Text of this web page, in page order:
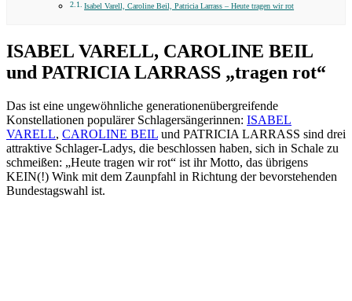
Isabel Varell, Caroline Beil, Patricia Larrass – Heute tragen wir rot
ISABEL VARELL, CAROLINE BEIL
und PATRICIA LARRASS „tragen rot“
Das ist eine ungewöhnliche generationenübergreifende
Konstellationen populärer Schlagersängerinnen: ISABEL
VARELL, CAROLINE BEIL und PATRICIA LARRASS sind drei
attraktive Schlager-Ladys, die beschlossen haben, sich in Schale zu
schmeißen: „Heute tragen wir rot“ ist ihr Motto, das übrigens
KEIN(!) Wink mit dem Zaunpfahl in Richtung der bevorstehenden
Bundestagswahl ist.